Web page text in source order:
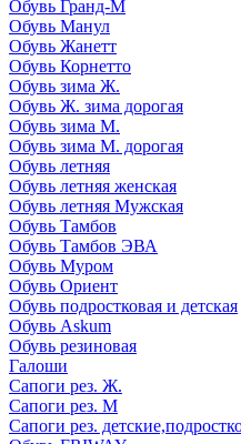
Обувь Гранд-М
Обувь Манул
Обувь Жанетт
Обувь Корнетто
Обувь зима Ж.
Обувь Ж. зима дорогая
Обувь зима М.
Обувь зима М. дорогая
Обувь летняя
Обувь летняя женская
Обувь летняя Мужская
Обувь Тамбов
Обувь Тамбов ЭВА
Обувь Муром
Обувь Ориент
Обувь подростковая и детская
Обувь Askum
Обувь резиновая
Галоши
Сапоги рез. Ж.
Сапоги рез. М
Сапоги рез.